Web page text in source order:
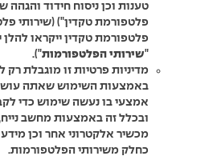
טענות וכן ניסוח חידוד
פלטפורמת טקדין") (שירותי
פלטפורמת טקדין ייקראו להלן
"שירותי הפלטפורמות").
מדיניות פרטיות זו מוגבלת
באמצעות השימוש שאתה
אמצעי בו נעשה שימוש כדי
ובכלל זה באמצעות מחשב נייח,
מכשיר אלקטרוני אחר וכן
כחלק משירותי הפלטפורמות.